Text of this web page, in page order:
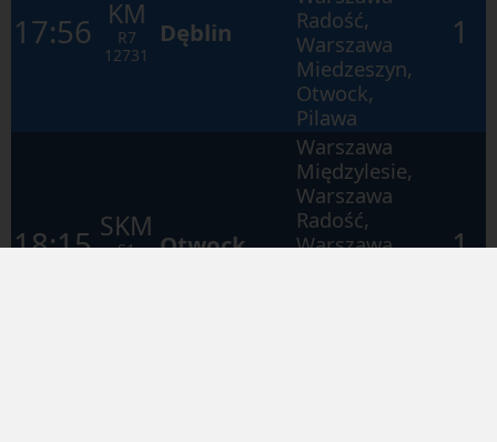
17:56 KM
R7
12731
Dęblin
Radość,
Warszawa
Miedzeszyn,
Otwock,
Pilawa
1
18:15 SKM
S1
Otwock
Warszawa
Międzylesie,
Warszawa
Radość,
Warszawa
1